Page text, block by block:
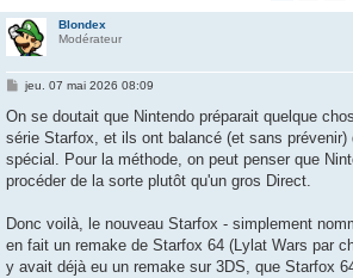
Blondex
Modérateur
M
s
a
g
jeu. 07 mai 2026 08:09
On se doutait que Nintendo préparait quelque
série Starfox, et ils ont balancé (et sans
spécial. Pour la méthode, on peut penser que
procéder de la sorte plutôt qu'un gros Direct.
Donc voilà, le nouveau Starfox - simplement
en fait un remake de Starfox 64 (Lylat Wars par
y avait déjà eu un remake sur 3DS, que Starfox